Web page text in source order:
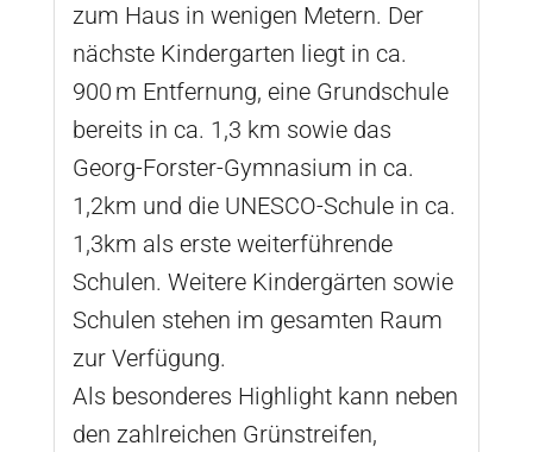
zum Haus in wenigen Metern. Der
nächste Kindergarten liegt in ca.
900 m Entfernung, eine Grundschule
bereits in ca. 1,3 km sowie das
Georg-Forster-Gymnasium in ca.
1,2km und die UNESCO-Schule in ca.
1,3km als erste weiterführende
Schulen. Weitere Kindergärten sowie
Schulen stehen im gesamten Raum
zur Verfügung.
Als besonderes Highlight kann neben
den zahlreichen Grünstreifen,